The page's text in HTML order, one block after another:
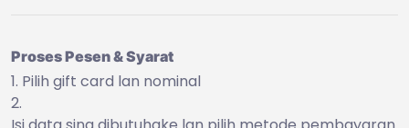
Proses Pesen & Syarat
Pilih gift card lan nominal